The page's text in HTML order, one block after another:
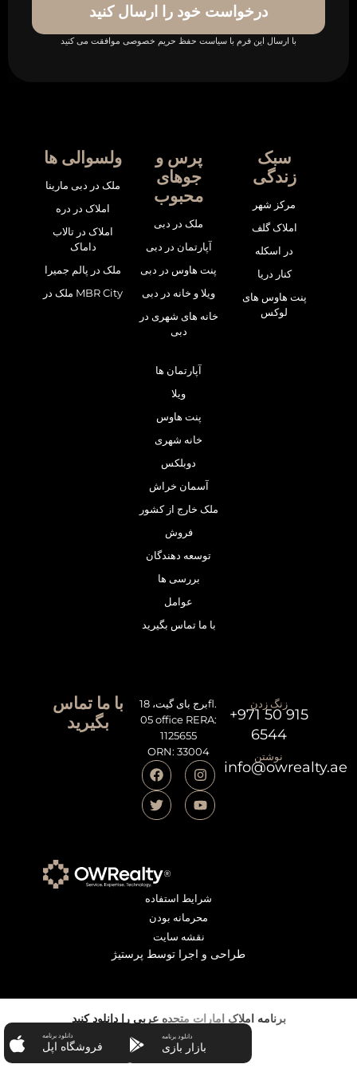
درخواست خود را ارسال کنید
با ارسال این فرم با سیاست حفظ حریم خصوصی موافقت می کنید
ولسوالی ها
ملک در دبی مارینا
املاک در دره
املاک در تالاب
داماک
ملک در پالم جمیرا
ملک در MBR City
پرس و
جوهای
محبوب
ملک در دبی
آپارتمان در دبی
پنت هاوس در دبی
ویلا و خانه در دبی
خانه های شهری در
دبی
سبک
زندگی
مرکز شهر
املاک گلف
در اسکله
کنار دریا
پنت هاوس های
لوکس
آپارتمان ها
ویلا
پنت هاوس
خانه شهری
دوبلکس
آسمان خراش
ملک خارج از کشور
فروش
توسعه دهندگان
بررسی ها
عوامل
با ما تماس بگیرید
با ما تماس
بگیرید
برج بای گیت، 18fl.
05 office RERA:
1125655
ORN: 33004
زنگ زدن
+971 50 915
6544
نوشتن
info@owrealty.ae
شرایط استفاده
محرمانه بودن
نقشه سایت
طراحی و اجرا توسط پرستیژ
برنامه املاک امارات متحده عربی را دانلود کنید
دانلود برنامه
فروشگاه اپل
دانلود برنامه
بازار بازی